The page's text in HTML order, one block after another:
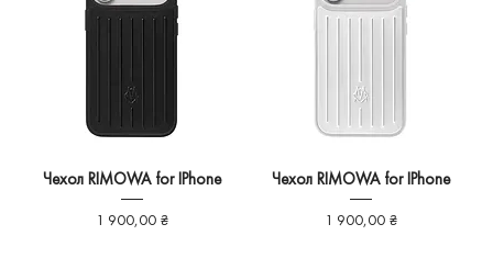
Чехол RIMOWA for IPhone
Ціна
1 900,00 ₴
Чехол RIMOWA for IPhone
Ціна
1 900,00 ₴